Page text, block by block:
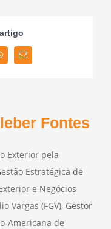
Email
Fontes
Exterior pela
Estratégica de
e Negócios
Vargas (FGV), Gestor
Americana de